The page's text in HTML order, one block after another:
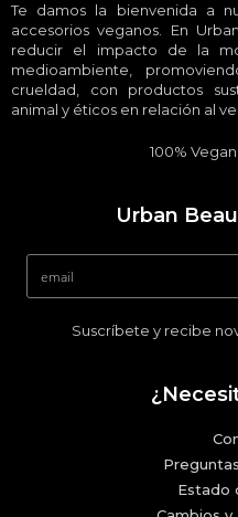
Te damos la bienvenida a
accesorios veganos. En
reducir el impacto de la
medioambiente,
crueldad, con productos
animal y éticos en relación al
100%
Urban
Suscríbete y recibe
Estado